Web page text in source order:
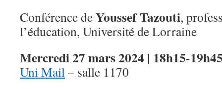
Conférence deYoussef Tazouti,
l’éducation, Université de Lorraine
Mercredi 27 mars 2024 | 18h15-
Uni Mail– salle 1170